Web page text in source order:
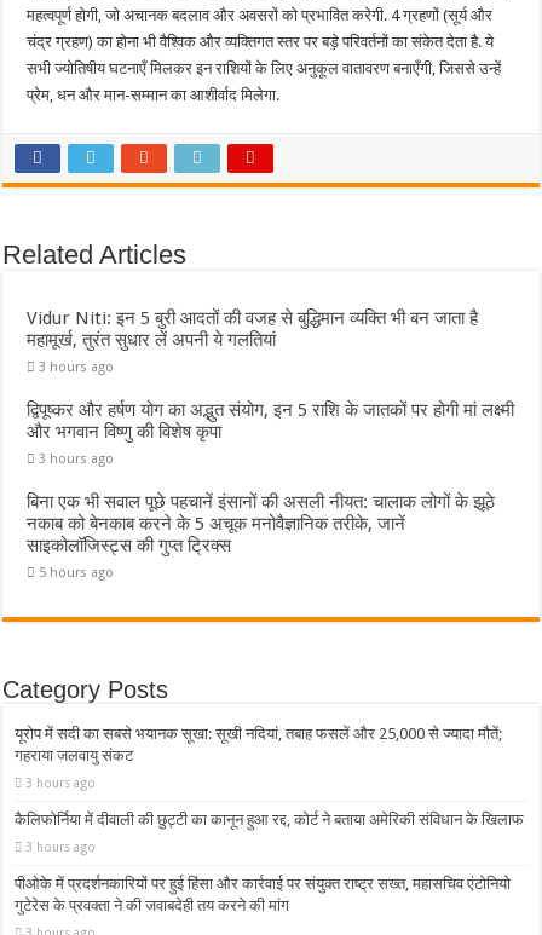
महत्वपूर्ण होगी, जो अचानक बदलाव और अवसरों को प्रभावित करेगी. 4 ग्रहणों (सूर्य और
चंद्र ग्रहण) का होना भी वैश्विक और व्यक्तिगत स्तर पर बड़े परिवर्तनों का संकेत देता है. ये
सभी ज्योतिषीय घटनाएँ मिलकर इन राशियों के लिए अनुकूल वातावरण बनाएँगी, जिससे उन्हें
प्रेम, धन और मान-सम्मान का आशीर्वाद मिलेगा.
Related Articles
Vidur Niti: इन 5 बुरी आदतों की वजह से बुद्धिमान व्यक्ति भी बन जाता है
महामूर्ख, तुरंत सुधार लें अपनी ये गलतियां
3 hours ago
द्विपूष्कर और हर्षण योग का अद्भुत संयोग, इन 5 राशि के जातकों पर होगी मां लक्ष्मी
और भगवान विष्णु की विशेष कृपा
3 hours ago
बिना एक भी सवाल पूछे पहचानें इंसानों की असली नीयत: चालाक लोगों के झूठे
नकाब को बेनकाब करने के 5 अचूक मनोवैज्ञानिक तरीके, जानें
साइकोलॉजिस्ट्स की गुप्त ट्रिक्स
5 hours ago
Category Posts
यूरोप में सदी का सबसे भयानक सूखा: सूखी नदियां, तबाह फसलें और 25,000 से ज्यादा मौतें;
गहराया जलवायु संकट
3 hours ago
कैलिफोर्निया में दीवाली की छुट्टी का कानून हुआ रद्द, कोर्ट ने बताया अमेरिकी संविधान के खिलाफ
3 hours ago
पीओके में प्रदर्शनकारियों पर हुई हिंसा और कार्रवाई पर संयुक्त राष्ट्र सख्त, महासचिव एंटोनियो
गुटेरेस के प्रवक्ता ने की जवाबदेही तय करने की मांग